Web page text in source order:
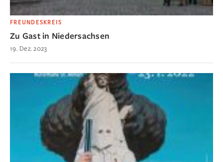
FREUNDESKREIS
Zu Gast in Niedersachsen
19. Dez. 2023